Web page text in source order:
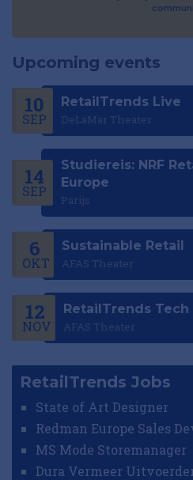
Upcoming events
10
SEP
RetailTrends Live
DeLaMar Theater
14
SEP
Studiereis: NRF
Europe
Parijs
6
OKT
Sustainable Retail
AFAS Theater
12
NOV
RetailTrends Tech
AFAS Theater
RetailTrends Jobs
State of Art Designer
Redman Europe Sales
MS Mode Storemanager
Dura Vermeer